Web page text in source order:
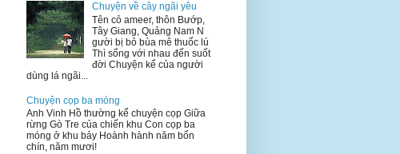
Chuyện về cây ngãi yêu
Tên cỏ ameer, thôn Bướp,
Tây Giang, Quảng Nam N
gười bị bỏ bùa mê thuốc lú
Thì sống với nhau đến suốt
đời Chuyện kể của người
dùng lá ngãi...
Chuyện cọp ba móng
Anh Vinh Hồ thường kể chuyện cọp Giữa
rừng Gò Tre của chiến khu Con cọp ba
móng ở khu bảy Hoành hành năm bốn
chín, năm mươi!